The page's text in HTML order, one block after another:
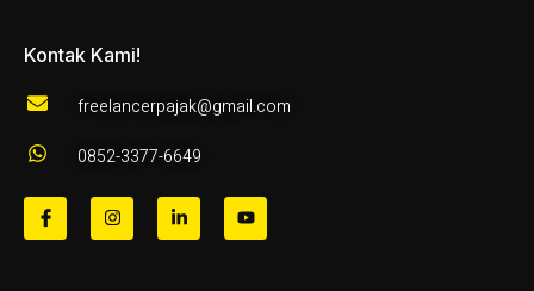
Kontak Kami!
freelancerpajak@gmail.com
0852-3377-6649